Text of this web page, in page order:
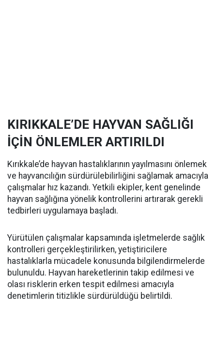
KIRIKKALE’DE HAYVAN SAĞLIĞI
İÇİN ÖNLEMLER ARTIRILDI
Kırıkkale’de hayvan hastalıklarının yayılmasını önlemek
ve hayvancılığın sürdürülebilirliğini sağlamak amacıyla
çalışmalar hız kazandı. Yetkili ekipler, kent genelinde
hayvan sağlığına yönelik kontrollerini artırarak gerekli
tedbirleri uygulamaya başladı.
Yürütülen çalışmalar kapsamında işletmelerde sağlık
kontrolleri gerçekleştirilirken, yetiştiricilere
hastalıklarla mücadele konusunda bilgilendirmelerde
bulunuldu. Hayvan hareketlerinin takip edilmesi ve
olası risklerin erken tespit edilmesi amacıyla
denetimlerin titizlikle sürdürüldüğü belirtildi.